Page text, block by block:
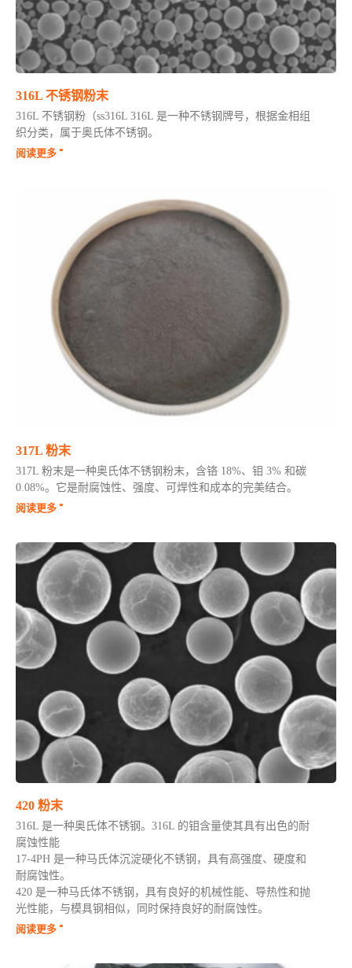
316L 不锈钢粉末
316L 不锈钢粉（ss316L 316L 是一种不锈钢牌号，根据金相组
织分类，属于奥氏体不锈钢。
阅读更多 "
317L 粉末
317L 粉末是一种奥氏体不锈钢粉末，含铬 18%、钼 3% 和碳
0.08%。它是耐腐蚀性、强度、可焊性和成本的完美结合。
阅读更多 "
420 粉末
316L 是一种奥氏体不锈钢。316L 的钼含量使其具有出色的耐
腐蚀性能
17-4PH 是一种马氏体沉淀硬化不锈钢，具有高强度、硬度和
耐腐蚀性。
420 是一种马氏体不锈钢，具有良好的机械性能、导热性和抛
光性能，与模具钢相似，同时保持良好的耐腐蚀性。
阅读更多 "